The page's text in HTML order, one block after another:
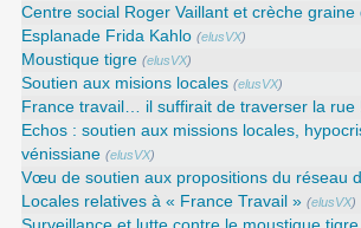
Centre social Roger Vaillant et crèche graine
Esplanade Frida Kahlo (elusVX)
Moustique tigre (elusVX)
Soutien aux misions locales (elusVX)
France travail… il suffirait de traverser la rue
Echos : soutien aux missions locales,
vénissiane (elusVX)
Vœu de soutien aux propositions du réseau
Locales relatives à « France Travail » (elusVX)